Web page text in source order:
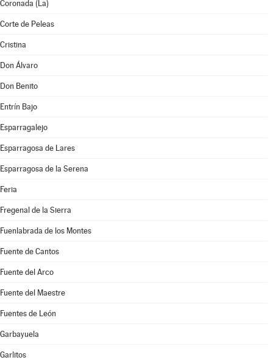
Coronada (La)
Corte de Peleas
Cristina
Don Álvaro
Don Benito
Entrín Bajo
Esparragalejo
Esparragosa de Lares
Esparragosa de la Serena
Feria
Fregenal de la Sierra
Fuenlabrada de los Montes
Fuente de Cantos
Fuente del Arco
Fuente del Maestre
Fuentes de León
Garbayuela
Garlitos